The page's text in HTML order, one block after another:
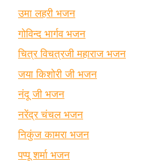
उमा लहरी भजन
गोविन्द भार्गव भजन
चित्र विचत्रजी महाराज भजन
जया किशोरी जी भजन
नंदू जी भजन
नरेंद्र चंचल भजन
निकुंज कामरा भजन
पप्पू शर्मा भजन